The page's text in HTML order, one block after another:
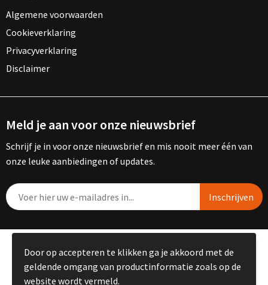
Algemene voorwaarden
Cookieverklaring
Privacyverklaring
Disclaimer
Meld je aan voor onze nieuwsbrief
Schrijf je in voor onze nieuwsbrief en mis nooit meer één van
onze leuke aanbiedingen of updates.
© Copyright Kemme B.V. 2023
Door op accepteren te klikken ga je akkoord met de
geldende omgang van productinformatie zoals op de
website wordt vermeld.